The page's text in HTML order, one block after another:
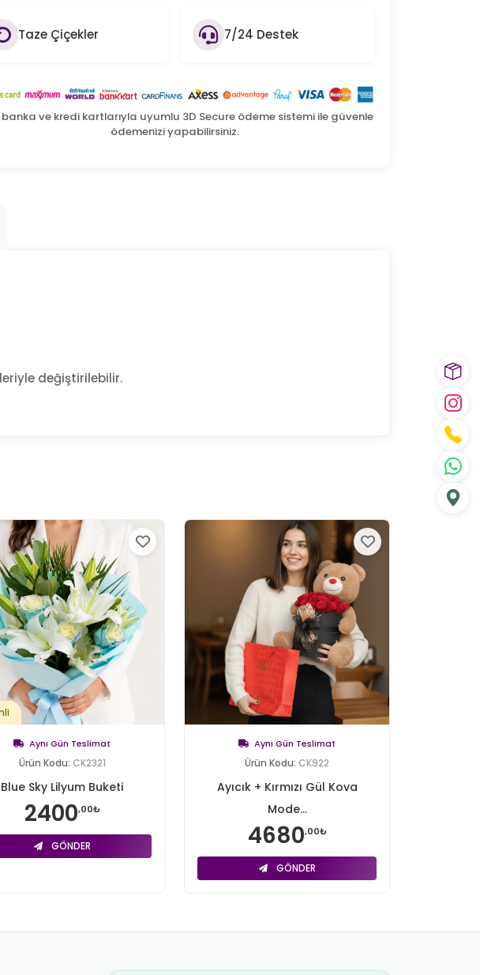
Taze Çiçekler 7/24 Destek
banka ve kredi kartlarıyla uyumlu 3D Secure ödeme sistemi ile güvenle
ödemenizi yapabilirsiniz.
değiştirilebilir.
Aynı Gün Teslimat
Ürün Kodu: CK2321
Blue Sky Lilyum Buketi
2400,00₺
GÖNDER
Aynı Gün Teslimat
Ürün Kodu: CK922
Ayıcık + Kırmızı Gül Kova
Mode...
4680,00₺
GÖNDER